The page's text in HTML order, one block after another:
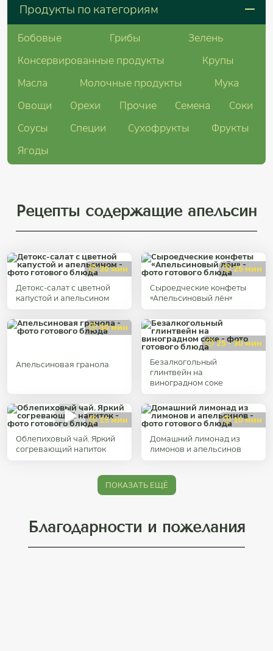
Продукты по категориям
Бобовые Грибы
Зелень
Консервированные продукты
Крупы
Масла
Молочные продукты
Мука
Овощи
Орехи Прочие Семена
Соки
Соусы
Специи Сухофрукты
Фрукты
Ягоды
Рецепты содержащие апельсин
30 мин
Детокс-салат с цветной
капустой и апельсином
25 мин
Сыроедческие конфеты
«Апельсиновый лён»
30 мин
Апельсиновая гранола
25 - 30 мин
Безалкогольный
глинтвейн на
виноградном соке
15 мин
Облепиховый чай. Яркий
согревающий напиток
10 мин
Домашний лимонад из
лимонов и апельсинов
ПОКАЗАТЬ ЕЩЁ
Благодарности и пожелания